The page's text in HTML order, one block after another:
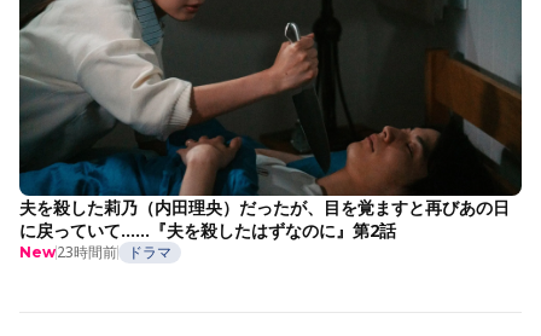
夫を殺した莉乃（内田理央）だったが、目を覚ますと再びあの日
に戻っていて……『夫を殺したはずなのに』第2話
New23時間前 ドラマ